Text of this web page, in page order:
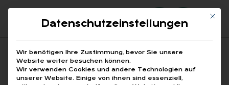
Suchfeld
Mit
Datenschutzeinstellungen
Wir benötigen Ihre Zustimmung, bevor Sie unsere
Website weiter besuchen können.
Wir verwenden Cookies und andere Technologien auf
unserer Website. Einige von ihnen sind essenziell,